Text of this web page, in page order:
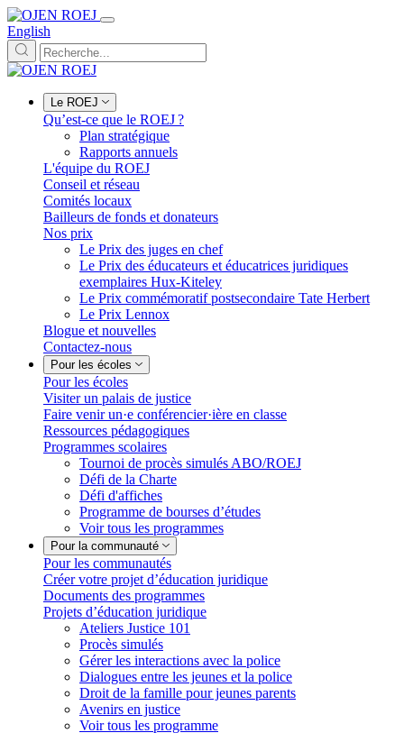
English
Le ROEJ
Qu’est-ce que le ROEJ ?
Plan stratégique
Rapports annuels
L'équipe du ROEJ
Conseil et réseau
Comités locaux
Bailleurs de fonds et donateurs
Nos prix
Le Prix des juges en chef
Le Prix des éducateurs et éducatrices juridiques
exemplaires Hux-Kiteley
Le Prix commémoratif postsecondaire Tate Herbert
Le Prix Lennox
Blogue et nouvelles
Contactez-nous
Pour les écoles
Pour les écoles
Visiter un palais de justice
Faire venir un·e conférencier·ière en classe
Ressources pédagogiques
Programmes scolaires
Tournoi de procès simulés ABO/ROEJ
Défi de la Charte
Défi d'affiches
Programme de bourses d’études
Voir tous les programmes
Pour la communauté
Pour les communautés
Créer votre projet d’éducation juridique
Documents des programmes
Projets d’éducation juridique
Ateliers Justice 101
Procès simulés
Gérer les interactions avec la police
Dialogues entre les jeunes et la police
Droit de la famille pour jeunes parents
Avenirs en justice
Voir tous les programme